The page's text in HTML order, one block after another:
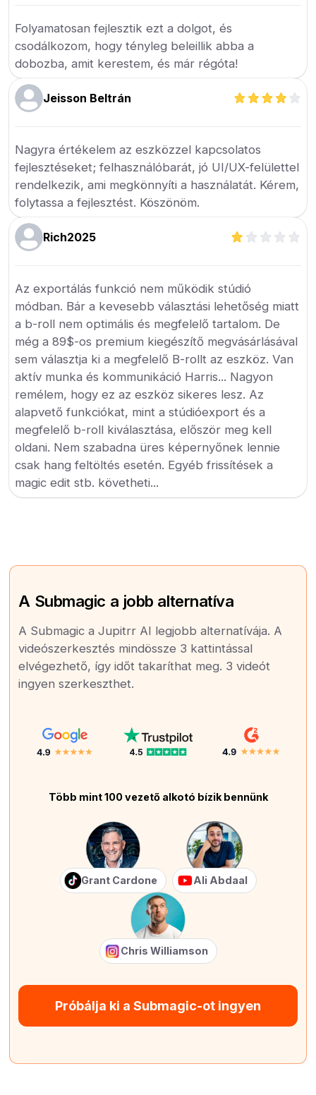
Folyamatosan fejlesztik ezt a dolgot, és
csodálkozom, hogy tényleg beleillik abba a
dobozba, amit kerestem, és már régóta!
Jeisson Beltrán
Nagyra értékelem az eszközzel kapcsolatos
fejlesztéseket; felhasználóbarát, jó UI/UX-felülettel
rendelkezik, ami megkönnyíti a használatát. Kérem,
folytassa a fejlesztést. Köszönöm.
Rich2025
Az exportálás funkció nem működik stúdió
módban. Bár a kevesebb választási lehetőség miatt
a b-roll nem optimális és megfelelő tartalom. De
még a 89$-os premium kiegészítő megvásárlásával
sem választja ki a megfelelő B-rollt az eszköz. Van
aktív munka és kommunikáció Harris... Nagyon
remélem, hogy ez az eszköz sikeres lesz. Az
alapvető funkciókat, mint a stúdióexport és a
megfelelő b-roll kiválasztása, először meg kell
oldani. Nem szabadna üres képernyőnek lennie
csak hang feltöltés esetén. Egyéb frissítések a
magic edit stb. követheti...
A Submagic a jobb alternatíva
A Submagic a Jupitrr AI legjobb alternatívája. A
videószerkesztés mindössze 3 kattintással
elvégezhető, így időt takaríthat meg. 3 videót
ingyen szerkeszthet.
Több mint 100 vezető alkotó bízik bennünk
Grant Cardone Ali Abdaal
Chris Williamson
Próbálja ki a Submagic-ot ingyen